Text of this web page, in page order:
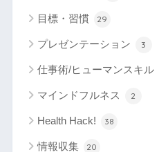
目標・習慣 29
プレゼンテーション 3
仕事術/ヒューマンスキル
マインドフルネス 2
Health Hack! 38
情報収集 20